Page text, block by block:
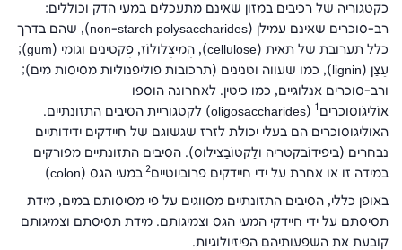
כקטגוריה של רכיבים במזון שאינם מתעכלים במעי הדק וכוללים:
רב-סוכרים שאינם עמילן (non-starch polysaccharides), שהם בדרך
כלל תערובת של תאית (cellulose), הֶמיצֶלוּלוֹז, פֶּקטינים וגומי (gum
);
עֵצַן (lignin ), כמו שעווה וטנינים (תרכובות פוליפנוליות מסיסות מים);
ורב-סוכרים אנלוגיים, כמו כיטין. לאחרונה הוספו
אוֹליגֹוסוכרים 1
(
oligosaccharides) לקטגוריית הסיבים התזונתיים.
האוליגוסוכרים הם בעלי יכולת לזרז שגשוגם של חיידקים ידידותיים
נבחרים (בּיפידוֹבקטריה ולַקטוֹבַּצילוּס). הסיבים התזונתיים מפורקים
במידה זו או אחרת על ידי חיידקים פרוביוטיים2 במעי הגס (colon)
באופן כללי, הסיבים התזונתיים מסווגים על פי מסיסותם במים, מידת
תסיסתם על ידי חיידקי המעי הגס וצמיגותם. מידת תסיסתם וצמיגותם
קובעת את השפעותיהם הפיזיולוגיות.